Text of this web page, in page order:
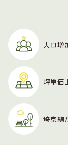
人口増
坪単価
埼京線